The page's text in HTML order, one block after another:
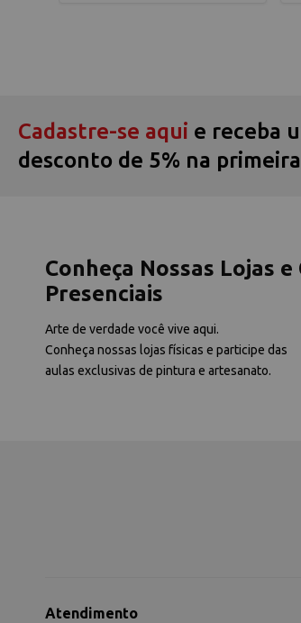
Cadastre-se aqui e receba
desconto de 5% na
Conheça Nossas Lojas e
Presenciais
Arte de verdade você vive aqui.
Conheça nossas lojas físicas e participe das
aulas exclusivas de pintura e artesanato.
Atendimento